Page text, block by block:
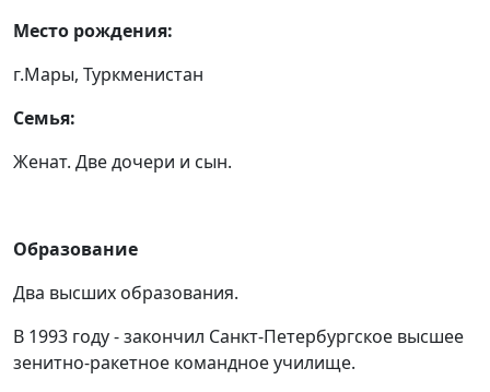
Место рождения:
г.Мары, Туркменистан
Cемья:
Женат. Две дочери и сын.
Образование
Два высших образования.
В 1993 году - закончил Санкт-Петербургское высшее
зенитно-ракетное командное училище.